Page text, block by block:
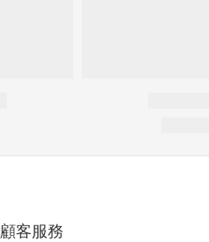
顧客服務